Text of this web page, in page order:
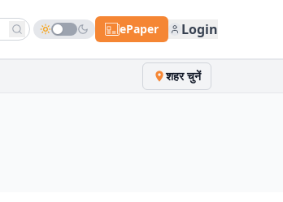
ePaper Login
शहर चुनें